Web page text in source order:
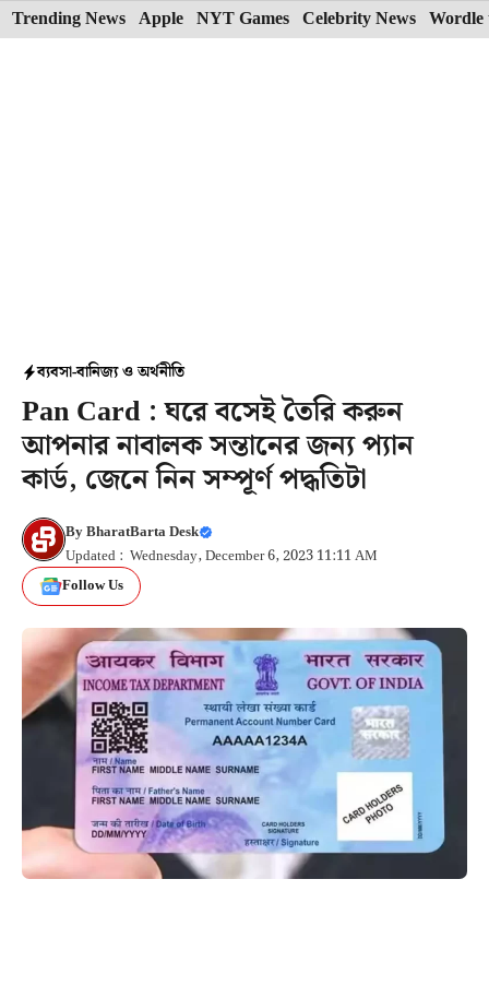
Skip
to
Trending News Apple NYT Games Celebrity News Wordle
ব্যবসা-বানিজ্য ও অর্থনীতি
Pan Card : ঘরে বসেই তৈরি করুন
আপনার নাবালক সন্তানের জন্য প্যান
কার্ড, জেনে নিন সম্পূর্ণ পদ্ধতিটা
ByBharatBarta Desk
Updated : Wednesday, December 6, 2023 11:11 AM
Follow Us